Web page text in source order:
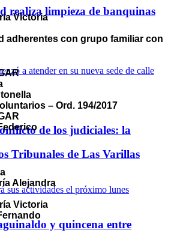
realiza limpieza de banquinas
de los judiciales: la
Tribunales de Las Varillas
y quincena entre
Victoria
adherentes con grupo familiar con
– Ord. 194/2017
Alejandra
Victoria